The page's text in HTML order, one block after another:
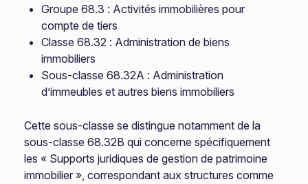
Groupe 68.3 : Activités immobilières pour
compte de tiers
Classe 68.32 : Administration de biens
immobiliers
Sous-classe 68.32A : Administration
d’immeubles et autres biens immobiliers
Cette sous-classe se distingue notamment de la
sous-classe 68.32B qui concerne spécifiquement
les « Supports juridiques de gestion de patrimoine
immobilier », correspondant aux structures comme